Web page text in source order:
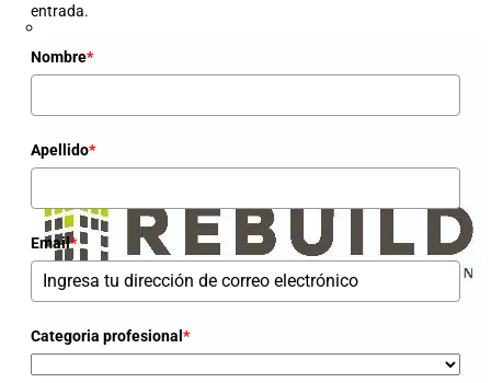
entrada.
Nombre*
Apellido*
Email*
Categoria profesional *